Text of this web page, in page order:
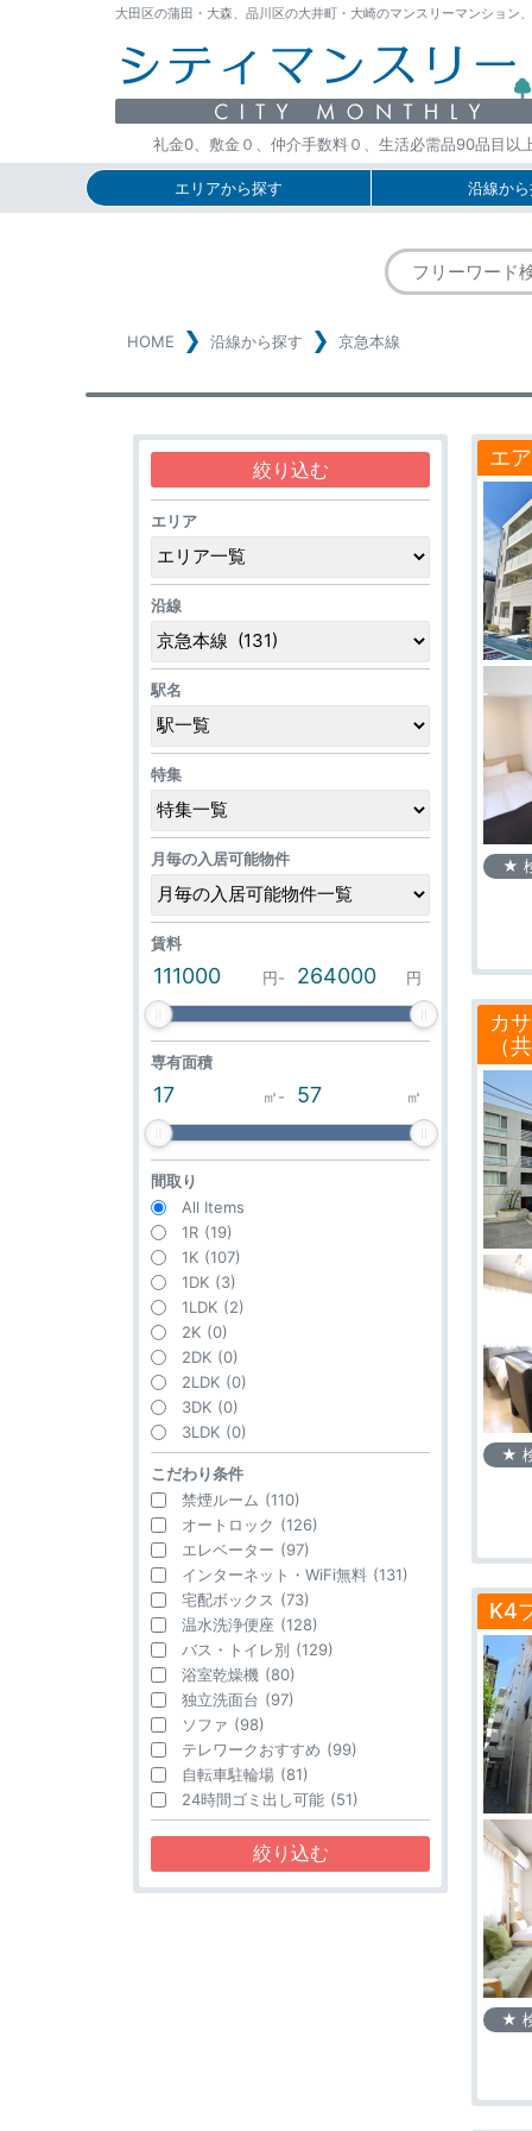
礼金0、敷金０、仲介手数料０、生活必需品90品目以
大田区の蒲田・大森、品川区の大井町・大崎のマンスリーマンショ
エリアから探す 沿線か
HOME 沿線から探す 京急本線
エリア
沿線
駅名
特集
月毎の入居可能物件
賃料
円- 円
専有面積
㎡- ㎡
間取り
All Items
1R (19)
1K (107)
1DK (3)
1LDK (2)
2K (0)
2DK (0)
2LDK (0)
3DK (0)
3LDK (0)
こだわり条件
禁煙ルーム (110)
オートロック (126)
エレベーター (97)
インターネット・WiFi無料 (131)
宅配ボックス (73)
温水洗浄便座 (128)
バス・トイレ別 (129)
浴室乾燥機 (80)
独立洗面台 (97)
ソファ (98)
テレワークおすすめ (99)
自転車駐輪場 (81)
24時間ゴミ出し可能 (51)
エ
★
カ
（
★
K4
★